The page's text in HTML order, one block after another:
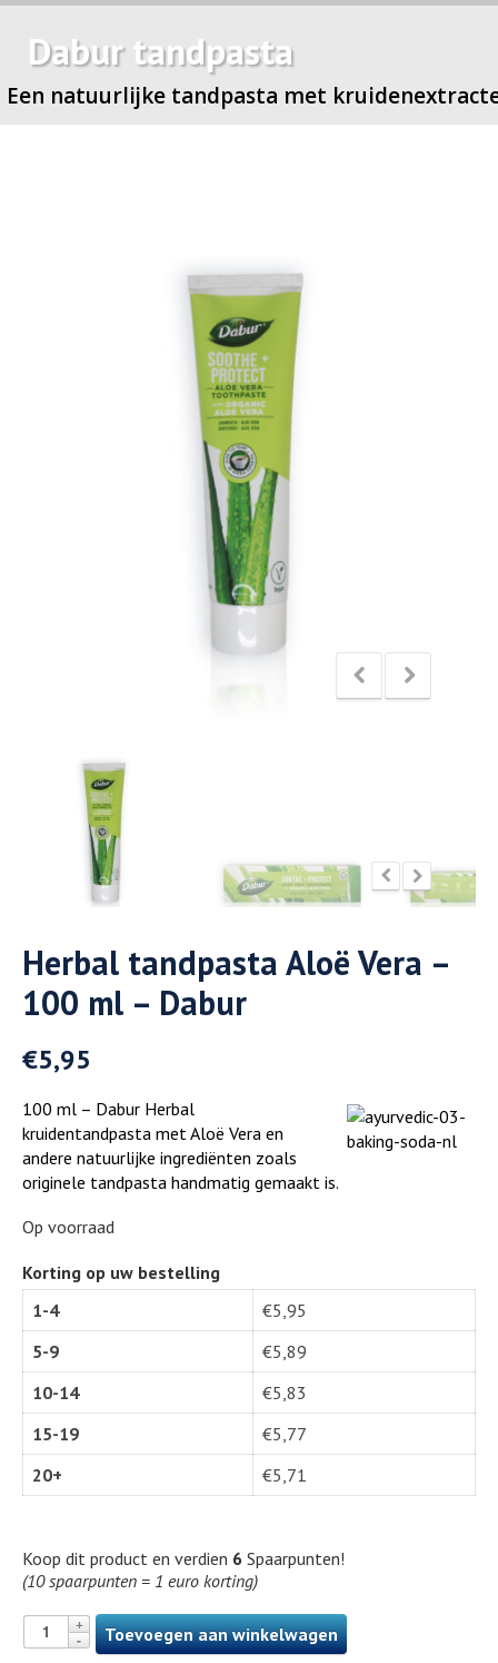
Dabur tandpasta
Een natuurlijke tandpasta met
Herbal tandpasta Aloë Vera –
100 ml – Dabur
€5,95
100 ml – Dabur Herbal
kruidentandpasta met Aloë Vera en
andere natuurlijke ingrediënten zoals
originele tandpasta handmatig gemaakt is.
Op voorraad
Korting op uw bestelling
1-4
€5,95
5-9
€5,89
10-14
€5,83
15-19
€5,77
20+
€5,71
Koop dit product en verdien 6 Spaarpunten!
(10 spaarpunten = 1 euro korting)
Toevoegen aan winkelwagen